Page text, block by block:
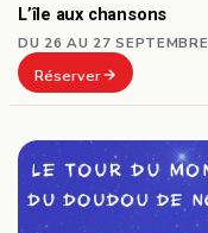
L’île aux chansons
DU 26 AU 27 SEPTEMBRE
Réserver